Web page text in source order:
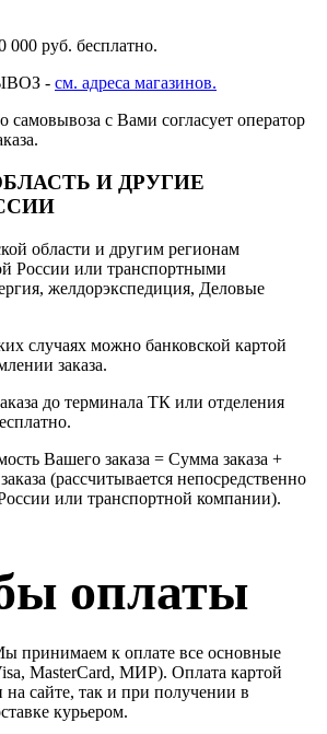
000 руб. бесплатно.
- см. адреса магазинов.
самовывоза с Вами согласует оператор
И ДРУГИЕ
области и другим регионам
России или транспортными
желдорэкспедиция, Деловые
случаях можно банковской картой
заказа.
до терминала ТК или отделения
Вашего заказа = Сумма заказа +
(рассчитывается непосредственно
или транспортной компании).
оплаты
принимаем к оплате все основные
MasterCard, МИР). Оплата картой
на сайте, так и при получении в
курьером.